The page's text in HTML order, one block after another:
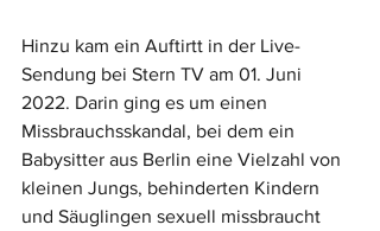
Hinzu kam ein Auftirtt in der Live-
Sendung bei Stern TV am 01. Juni
2022. Darin ging es um einen
Missbrauchsskandal, bei dem ein
Babysitter aus Berlin eine Vielzahl von
kleinen Jungs, behinderten Kindern
und Säuglingen sexuell missbraucht